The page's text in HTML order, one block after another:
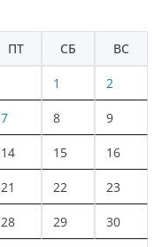
ПТ СБ ВС
1 2
7 8 9
14 15 16
21 22 23
28 29 30